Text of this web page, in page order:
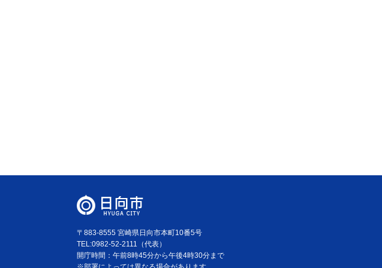
〒883-8555 宮崎県日向市本町10番5号
TEL:0982-52-2111（代表）
開庁時間：午前8時45分から午後4時30分まで